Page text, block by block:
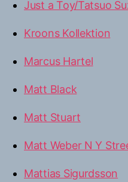
Just a Toy/Tatsuo
Kroons Kollektion
Marcus Hartel
Matt Black
Matt Stuart
Matt Weber N Y
Mattias Sigurdsson